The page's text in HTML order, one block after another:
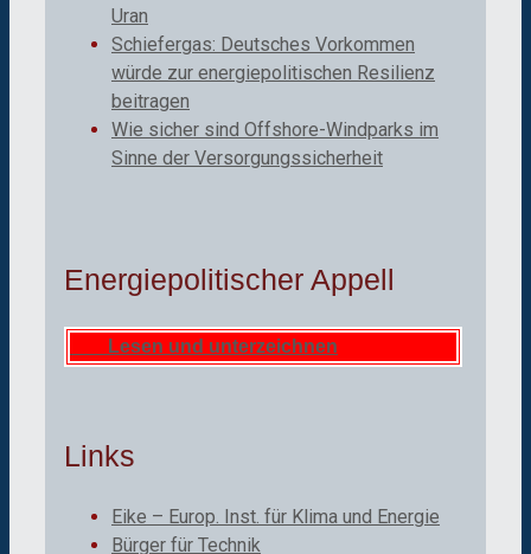
Uran
Schiefergas: Deutsches Vorkommen
würde zur energiepolitischen Resilienz
beitragen
Wie sicher sind Offshore-Windparks im
Sinne der Versorgungssicherheit
Energiepolitischer Appell
Lesen und unterzeichnen
Links
Eike – Europ. Inst. für Klima und Energie
Bürger für Technik